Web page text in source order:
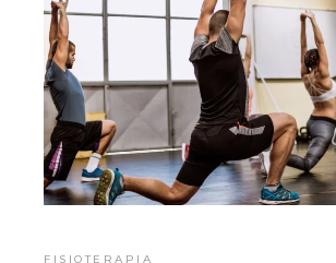
FISIOTERAPIA